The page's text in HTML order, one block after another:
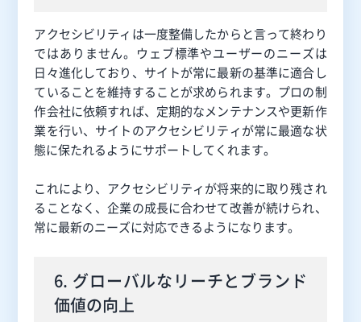
アクセシビリティは一度整備したからと言って終わり
ではありません。ウェブ標準やユーザーのニーズは
日々進化しており、サイトが常に最新の基準に適合し
ていることを維持することが求められます。プロの制
作会社に依頼すれば、定期的なメンテナンスや更新作
業を行い、サイトのアクセシビリティが常に最適な状
態に保たれるようにサポートしてくれます。
これにより、アクセシビリティが将来的に取り残され
ることなく、企業の成長に合わせて改善が続けられ、
常に最新のニーズに対応できるようになります。
6. グローバルなリーチとブランド
価値の向上